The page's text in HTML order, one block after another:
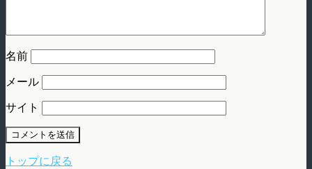
名前
メール
サイト
トップに戻る